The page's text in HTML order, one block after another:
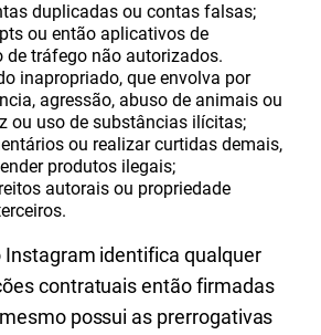
duplicadas ou contas falsas;
ou então aplicativos de
de tráfego não autorizados.
inapropriado, que envolva por
agressão, abuso de animais ou
ou uso de substâncias ilícitas;
ou realizar curtidas demais,
produtos ilegais;
autorais ou propriedade
Instagram identifica qualquer
contratuais então firmadas
possui as prerrogativas